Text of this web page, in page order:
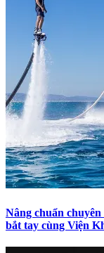
Nâng chuẩn
bắt tay cùng Viện